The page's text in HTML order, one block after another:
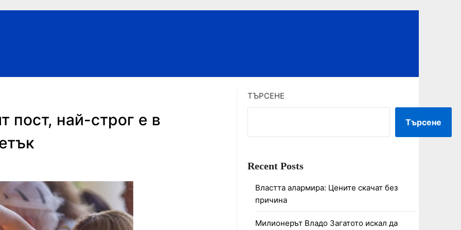
пост, най-строг е в
ТЪРСЕНЕ
Търсене
Recent Posts
Властта алармира: Цените скачат без
причина
Милионерът Владо Загатото искал да